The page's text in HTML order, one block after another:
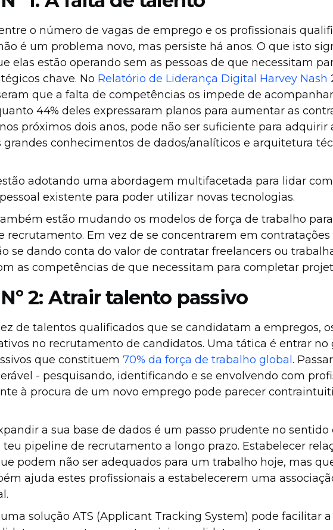
o número de vagas de emprego e os profissionais
é um problema novo, mas persiste há anos. O que isto
elas estão operando sem as pessoas de que necessitam
chave. No Relatório de Liderança Digital Harvey Nash
que a falta de competências os impede de
44% deles expressaram planos para aumentar as
próximos dois anos, pode não ser suficiente para adquirir
grandes conhecimentos de dados/analíticos e arquitetura
adotando uma abordagem multifacetada para lidar
existente para poder utilizar novas tecnologias.
estão mudando os modelos de força de trabalho
recrutamento. Em vez de se concentrarem em
se dando conta do valor de contratar freelancers ou
as competências de que necessitam para completar
2: Atrair talento passivo
de talentos qualificados que se candidatam a empregos,
no recrutamento de candidatos. Uma tática é entrar no
que constituem 70% da força de trabalho global .
- pesquisando, identificando e se envolvendo com
à procura de um novo emprego pode parecer
a sua base de dados é um passo prudente no
pipeline de recrutamento a longo prazo. Estabelecer
podem não ser adequados para um trabalho hoje, mas
ajuda estes profissionais a estabelecerem uma
solução ATS (Applicant Tracking System) pode facilitar